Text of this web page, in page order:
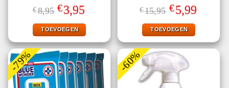
Gewaardeerd
5.00uit 5
€8,95 Oorspronkelijke
prijs
was:
€8,95.
€3,95
is:
€3,95.
TOEVOEGEN
Gewaardeerd
4.56uit 5
€15,95 Oorspronkelijke
prijs
was:
€15,95.
€5,99Huidige
prijs
TOEVOEGEN
-79% -60%